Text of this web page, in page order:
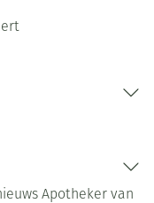
Apotheker van